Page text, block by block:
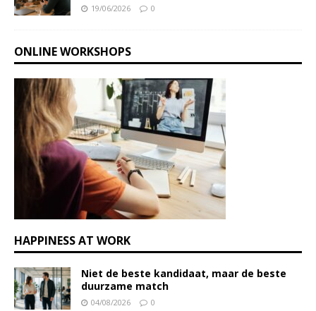
19/06/2026 0
ONLINE WORKSHOPS
HAPPINESS AT WORK
Niet de beste kandidaat, maar de beste
duurzame match
04/08/2026 0